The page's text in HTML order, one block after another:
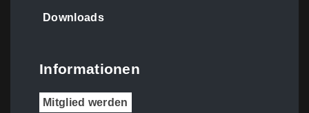
Downloads
Informationen
Mitglied werden